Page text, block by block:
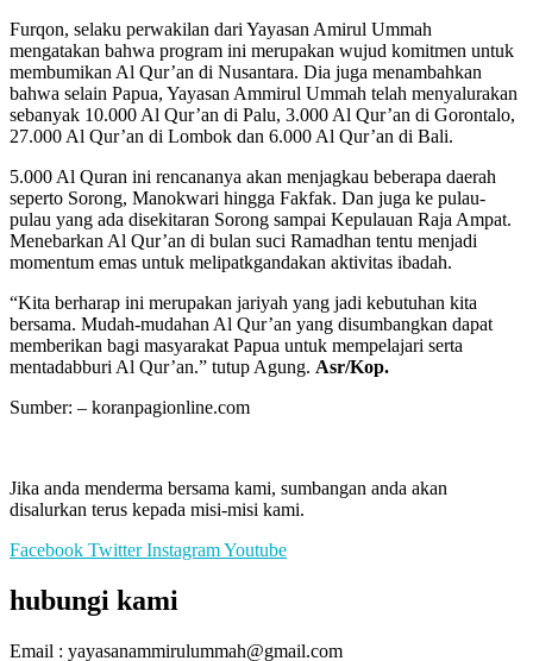
Furqon, selaku perwakilan dari Yayasan Amirul Ummah
mengatakan bahwa program ini merupakan wujud komitmen untuk
membumikan Al Qur’an di Nusantara. Dia juga menambahkan
bahwa selain Papua, Yayasan Ammirul Ummah telah menyalurakan
sebanyak 10.000 Al Qur’an di Palu, 3.000 Al Qur’an di Gorontalo,
27.000 Al Qur’an di Lombok dan 6.000 Al Qur’an di Bali.
5.000 Al Quran ini rencananya akan menjagkau beberapa daerah
seperto Sorong, Manokwari hingga Fakfak. Dan juga ke pulau-
pulau yang ada disekitaran Sorong sampai Kepulauan Raja Ampat.
Menebarkan Al Qur’an di bulan suci Ramadhan tentu menjadi
momentum emas untuk melipatkgandakan aktivitas ibadah.
“Kita berharap ini merupakan jariyah yang jadi kebutuhan kita
bersama. Mudah-mudahan Al Qur’an yang disumbangkan dapat
memberikan bagi masyarakat Papua untuk mempelajari serta
mentadabburi Al Qur’an.” tutup Agung. Asr/Kop.
Sumber: – koranpagionline.com
Jika anda menderma bersama kami, sumbangan anda akan
disalurkan terus kepada misi-misi kami.
Facebook Twitter InstagramYoutube
hubungi kami
Email : yayasanammirulummah@gmail.com